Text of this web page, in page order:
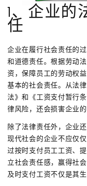
1、企业的
任
企业在履行社会责任的
和道德责任。根据劳动
资，保障员工的劳动权
基本的社会责任。从法
法》和《工资支付暂行
律风险，还会损害企业的
除了法律责任外，企业
现代社会的企业不应仅
过按时支付员工工资、
立社会责任感，赢得社
及时支付工资不仅是其